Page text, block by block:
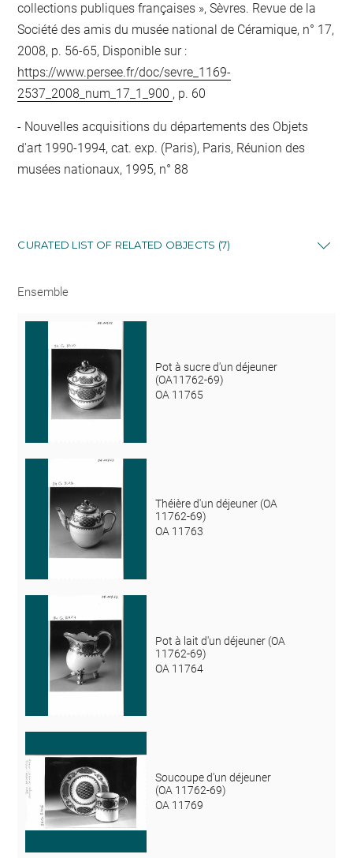
collections publiques françaises », Sèvres. Revue de la
Société des amis du musée national de Céramique, n° 17,
2008, p. 56-65, Disponible sur :
https://www.persee.fr/doc/sevre_1169-
2537_2008_num_17_1_900 , p. 60
Nouvelles acquisitions du départements des Objets
d'art 1990-1994, cat. exp. (Paris), Paris, Réunion des
musées nationaux, 1995, n° 88
CURATED LIST OF RELATED OBJECTS (7)
Ensemble
Pot à sucre d'un déjeuner
(OA11762-69)
OA 11765
Théière d'un déjeuner (OA
11762-69)
OA 11763
Pot à lait d'un déjeuner (OA
11762-69)
OA 11764
Soucoupe d'un déjeuner
(OA 11762-69)
OA 11769